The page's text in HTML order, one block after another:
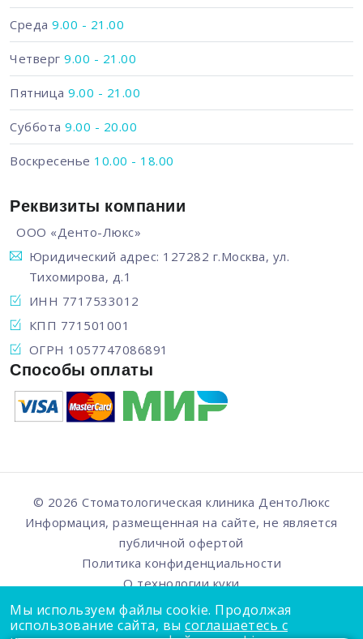
Среда 9.00 - 21.00
Четверг 9.00 - 21.00
Пятница 9.00 - 21.00
Суббота 9.00 - 20.00
Воскресенье 10.00 - 18.00
Реквизиты компании
ООО «Денто-Люкс»
Юридический адрес: 127282 г.Москва, ул.
Тихомирова, д.1
ИНН 7717533012
КПП 771501001
ОГРН 1057747086891
Способы оплаты
© 2026 Стоматологическая клиника ДентоЛюкс
Информация, размещенная на сайте, не является
публичной офертой
Политика конфиденциальности
О технологии куки
Мы используем файлы cookie. Продолжая
использование сайта, вы соглашаетесь с